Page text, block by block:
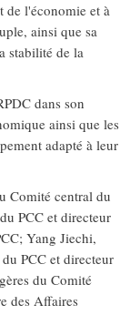
de l'économie et à
ainsi que sa
stabilité de la
dans son
ainsi que les
adapté à leur
Comité central du
PCC et directeur
Yang Jiechi,
PCC et directeur
du Comité
des Affaires